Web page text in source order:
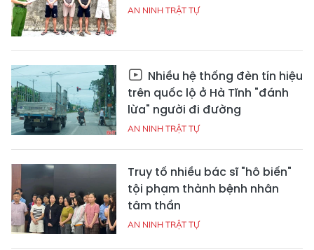
AN NINH TRẬT TỰ
Nhiều hệ thống đèn tín hiệu
trên quốc lộ ở Hà Tĩnh "đánh
lừa" người đi đường
AN NINH TRẬT TỰ
Truy tố nhiều bác sĩ "hô biến"
tội phạm thành bệnh nhân
tâm thần
AN NINH TRẬT TỰ